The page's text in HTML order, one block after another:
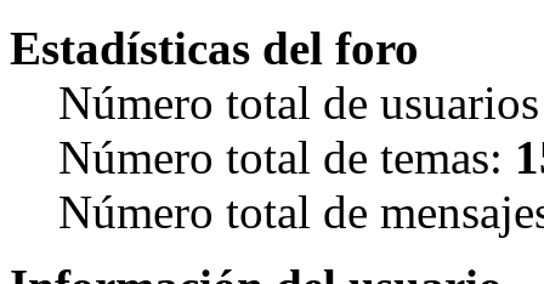
Estadísticas del foro
Número total de
Número total de temas:
Número total de